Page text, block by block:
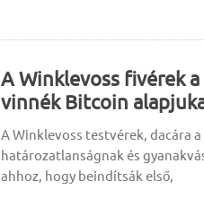
A Winklevoss fivérek
vinnék Bitcoin
A Winklevoss testvérek, dacára
határozatlanságnak és
ahhoz, hogy beindítsák első,